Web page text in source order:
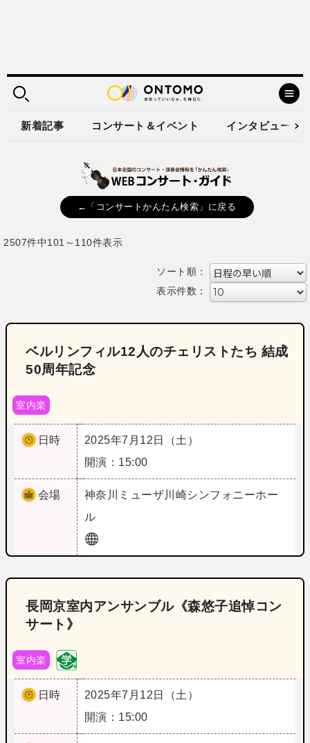
新着記事 コンサート＆イベント インタビュー
←「コンサートかんたん検索」に戻る
2507件中101～110件表示
ソート順：
表示件数：
ベルリンフィル12人のチェリストたち 結成
50周年記念
室内楽
日時
2025年7月12日（土）
開演：15:00
会場 神奈川
ミューザ川崎シンフォニーホー
ル
長岡京室内アンサンブル《森悠子追悼コン
サート》
室内楽
日時
2025年7月12日（土）
開演：15:00